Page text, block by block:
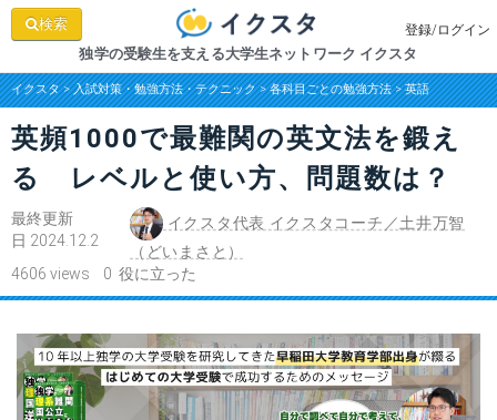
検索 登録/ログイン
独学の受験生を支える大学生ネットワーク イクスタ
イクスタ>入試対策・勉強方法・テクニック>各科目ごとの勉強方法>英語
英頻1000で最難関の英文法を鍛え
る レベルと使い方、問題数は？
最終更新
日 2024.12.2
イクスタ代表 イクスタコーチ／土井万智
（どいまさと）
4606 views 0 役に立った